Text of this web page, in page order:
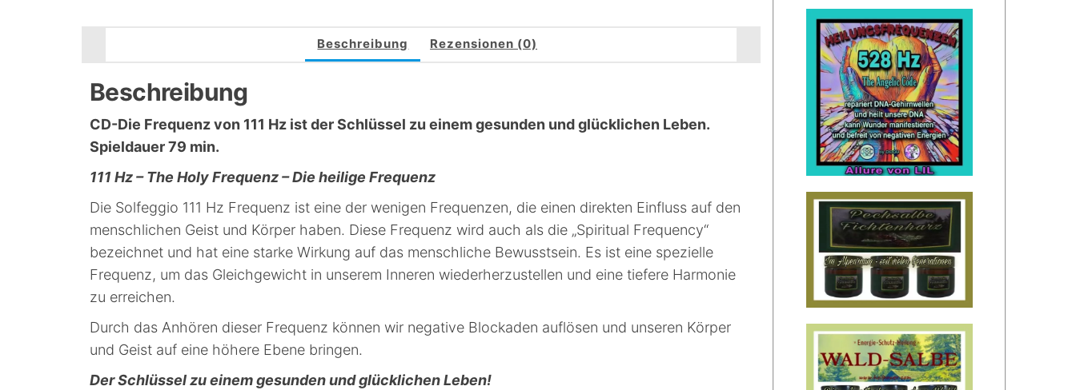
Zellverjüngung
Beschreibung Rezensionen (0)
Beschreibung
CD-Die Frequenz von 111 Hz ist der Schlüssel zu einem gesunden und glücklichen Leben.
Spieldauer 79 min.
111 Hz – The Holy Frequenz – Die heilige Frequenz
Die Solfeggio 111 Hz Frequenz ist eine der wenigen Frequenzen, die einen direkten Einfluss auf den
menschlichen Geist und Körper haben. Diese Frequenz wird auch als die „Spiritual Frequency“
bezeichnet und hat eine starke Wirkung auf das menschliche Bewusstsein. Es ist eine spezielle
Frequenz, um das Gleichgewicht in unserem Inneren wiederherzustellen und eine tiefere Harmonie
zu erreichen.
Durch das Anhören dieser Frequenz können wir negative Blockaden auflösen und unseren Körper
und Geist auf eine höhere Ebene bringen.
Der Schlüssel zu einemgesunden und glücklichen Leben!